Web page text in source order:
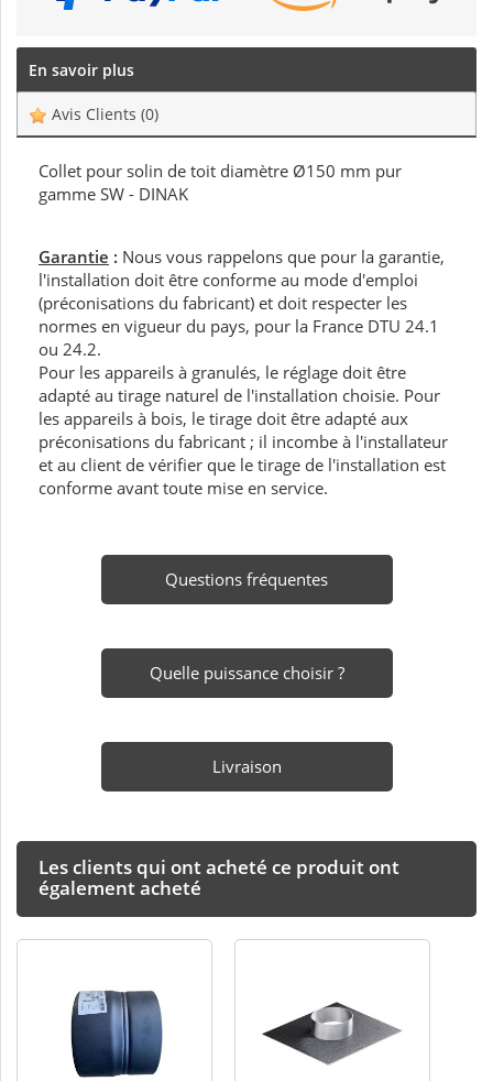
En savoir plus
Avis Clients (0)
Collet pour solin de toit diamètre Ø150 mm pur
gamme SW - DINAK
Garantie : Nous vous rappelons que pour la garantie,
l'installation doit être conforme au mode d'emploi
(préconisations du fabricant) et doit respecter les
normes en vigueur du pays, pour la France DTU 24.1
ou 24.2.
Pour les appareils à granulés, le réglage doit être
adapté au tirage naturel de l'installation choisie. Pour
les appareils à bois, le tirage doit être adapté aux
préconisations du fabricant ; il incombe à l'installateur
et au client de vérifier que le tirage de l'installation est
conforme avant toute mise en service.
Questions fréquentes
Quelle puissance choisir ?
Livraison
Les clients qui ont acheté ce produit ont
également acheté